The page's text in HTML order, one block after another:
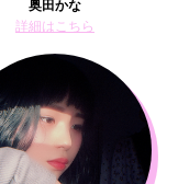
奥田かな
詳細はこちら